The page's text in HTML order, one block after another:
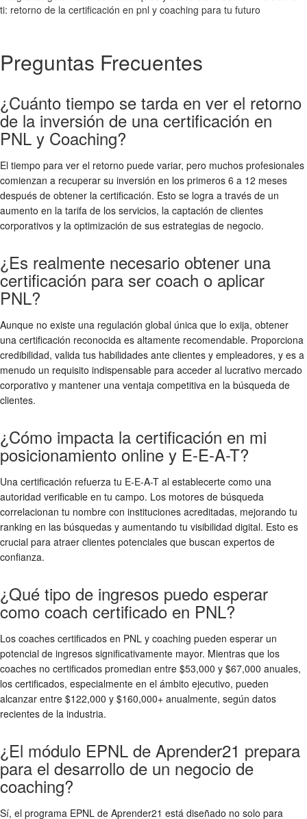
ti: retorno de la certificación en pnl y coaching para tu futuro
Preguntas Frecuentes
¿Cuánto tiempo se tarda en ver el retorno
de la inversión de una certificación en
PNL y Coaching?
El tiempo para ver el retorno puede variar, pero muchos profesionales
comienzan a recuperar su inversión en los primeros 6 a 12 meses
después de obtener la certificación. Esto se logra a través de un
aumento en la tarifa de los servicios, la captación de clientes
corporativos y la optimización de sus estrategias de negocio.
¿Es realmente necesario obtener una
certificación para ser coach o aplicar
PNL?
Aunque no existe una regulación global única que lo exija, obtener
una certificación reconocida es altamente recomendable. Proporciona
credibilidad, valida tus habilidades ante clientes y empleadores, y es a
menudo un requisito indispensable para acceder al lucrativo mercado
corporativo y mantener una ventaja competitiva en la búsqueda de
clientes.
¿Cómo impacta la certificación en mi
posicionamiento online y E-E-A-T?
Una certificación refuerza tu E-E-A-T al establecerte como una
autoridad verificable en tu campo. Los motores de búsqueda
correlacionan tu nombre con instituciones acreditadas, mejorando tu
ranking en las búsquedas y aumentando tu visibilidad digital. Esto es
crucial para atraer clientes potenciales que buscan expertos de
confianza.
¿Qué tipo de ingresos puedo esperar
como coach certificado en PNL?
Los coaches certificados en PNL y coaching pueden esperar un
potencial de ingresos significativamente mayor. Mientras que los
coaches no certificados promedian entre $53,000 y $67,000 anuales,
los certificados, especialmente en el ámbito ejecutivo, pueden
alcanzar entre $122,000 y $160,000+ anualmente, según datos
recientes de la industria.
¿El módulo EPNL de Aprender21 prepara
para el desarrollo de un negocio de
coaching?
Sí, el programa EPNL de Aprender21 está diseñado no solo para